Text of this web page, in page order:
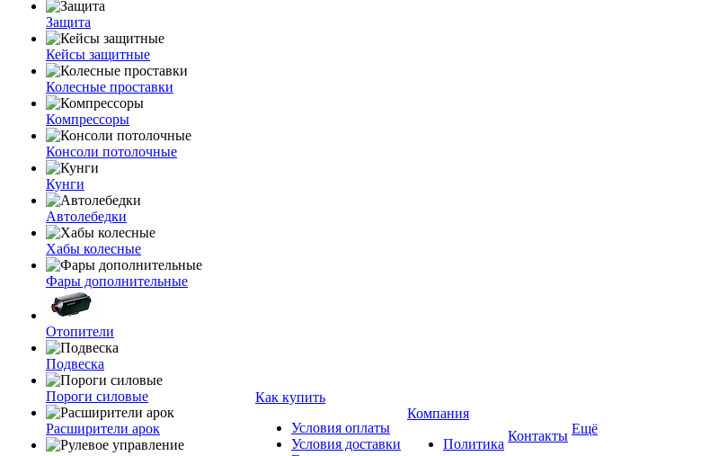
Защита
Кейсы защитные
Колесные проставки
Компрессоры
Консоли потолочные
Кунги
Автолебедки
Хабы колесные
Фары дополнительные
Отопители
Подвеска
Пороги силовые
Расширители арок
Как купить
Условия оплаты
Условия доставки
Компания
Политика
Контакты Ещё